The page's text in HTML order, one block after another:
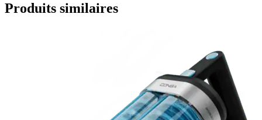
Produits similaires